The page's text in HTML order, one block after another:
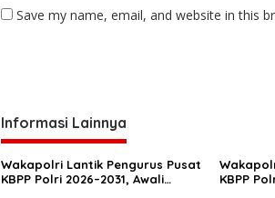
Save my name, email, and website in this
Informasi Lainnya
Wakapolri Lantik Pengurus Pusat
KBPP Polri 2026–2031, Awali
KBPP